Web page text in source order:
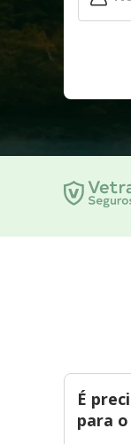
É
para o